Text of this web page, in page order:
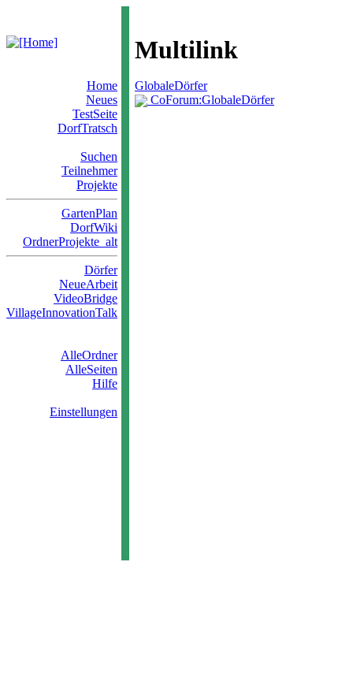
Multilink
Home
Neues
TestSeite
DorfTratsch
Suchen
Teilnehmer
Projekte
GartenPlan
DorfWiki
OrdnerProjekte_alt
Dörfer
NeueArbeit
VideoBridge
VillageInnovationTalk
AlleOrdner
AlleSeiten
Hilfe
Einstellungen
GlobaleDörfer
CoForum:GlobaleDörfer